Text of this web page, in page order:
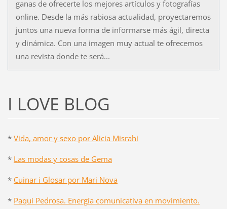
ganas de ofrecerte los mejores artículos y fotografías
online. Desde la más rabiosa actualidad, proyectaremos
juntos una nueva forma de informarse más ágil, directa
y dinámica. Con una imagen muy actual te ofrecemos
una revista donde te será...
I LOVE BLOG
* Vida, amor y sexo por Alicia Misrahi
* Las modas y cosas de Gema
* Cuinar i Glosar por Mari Nova
* Paqui Pedrosa. Energía comunicativa en movimiento.